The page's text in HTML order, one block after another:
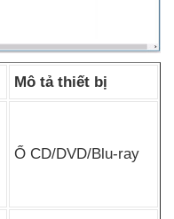
Mô tả thiết bị
Ổ CD/DVD/Blu-ray